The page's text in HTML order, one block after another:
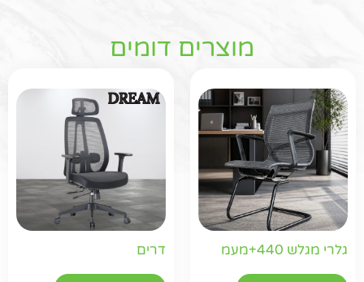
מוצרים דומים
גלרי מגלש 440+מעמ דרים